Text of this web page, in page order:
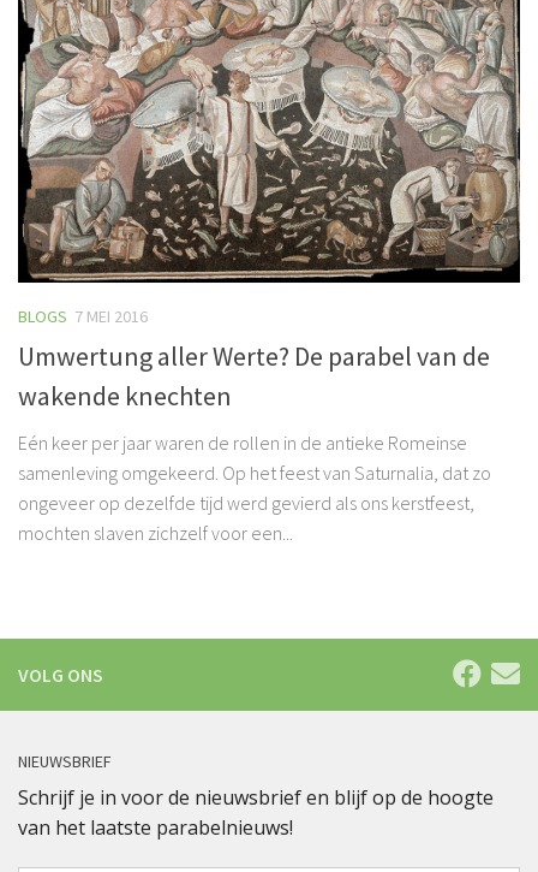
BLOGS 7 MEI 2016
Umwertung aller Werte? De parabel van de
wakende knechten
Eén keer per jaar waren de rollen in de antieke Romeinse
samenleving omgekeerd. Op het feest van Saturnalia, dat zo
ongeveer op dezelfde tijd werd gevierd als ons kerstfeest,
mochten slaven zichzelf voor een...
VOLG ONS
NIEUWSBRIEF